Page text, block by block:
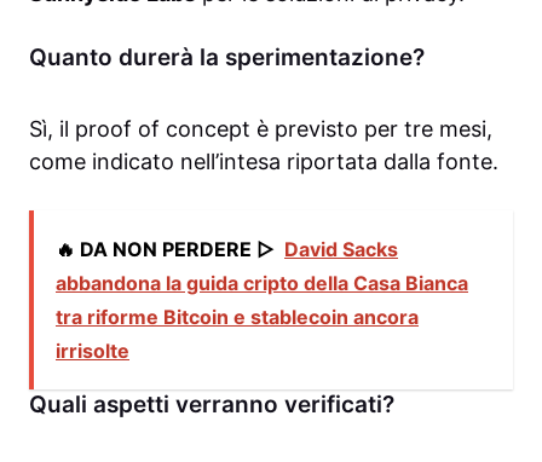
Quanto durerà la sperimentazione?
Sì, il proof of concept è previsto per tre mesi,
come indicato nell’intesa riportata dalla fonte.
🔥 DA NON PERDERE ▷ David Sacks
abbandona la guida cripto della Casa Bianca
tra riforme Bitcoin e stablecoin ancora
irrisolte
Quali aspetti verranno verificati?